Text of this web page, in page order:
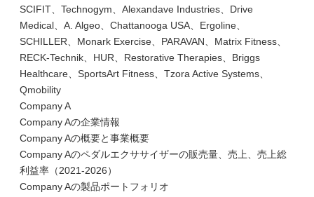
SCIFIT、Technogym、Alexandave Industries、Drive
Medical、A. Algeo、Chattanooga USA、Ergoline、
SCHILLER、Monark Exercise、PARAVAN、Matrix Fitness、
RECK-Technik、HUR、Restorative Therapies、Briggs
Healthcare、SportsArt Fitness、Tzora Active Systems、
Qmobility
Company A
Company Aの企業情報
Company Aの概要と事業概要
Company Aのペダルエクササイザーの販売量、売上、売上総
利益率（2021-2026）
Company Aの製品ポートフォリオ